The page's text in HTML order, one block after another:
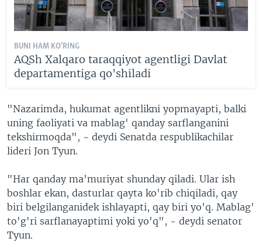
BUNI HAM KO'RING
AQSh Xalqaro taraqqiyot agentligi Davlat
departamentiga qo'shiladi
"Nazarimda, hukumat agentlikni yopmayapti, balki
uning faoliyati va mablag' qanday sarflanganini
tekshirmoqda", - deydi Senatda respublikachilar
lideri Jon Tyun.
"Har qanday ma'muriyat shunday qiladi. Ular ish
boshlar ekan, dasturlar qayta ko'rib chiqiladi, qay
biri belgilanganidek ishlayapti, qay biri yo'q. Mablag'
to'g'ri sarflanayaptimi yoki yo'q", - deydi senator
Tyun.